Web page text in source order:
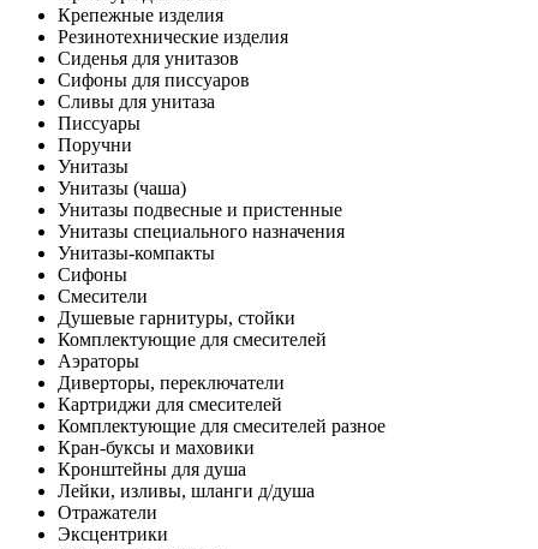
Крепежные изделия
Резинотехнические изделия
Сиденья для унитазов
Сифоны для писсуаров
Сливы для унитаза
Писсуары
Поручни
Унитазы
Унитазы (чаша)
Унитазы подвесные и пристенные
Унитазы специального назначения
Унитазы-компакты
Сифоны
Смесители
Душевые гарнитуры, стойки
Комплектующие для смесителей
Аэраторы
Диверторы, переключатели
Картриджи для смесителей
Комплектующие для смесителей разное
Кран-буксы и маховики
Кронштейны для душа
Лейки, изливы, шланги д/душа
Отражатели
Эксцентрики